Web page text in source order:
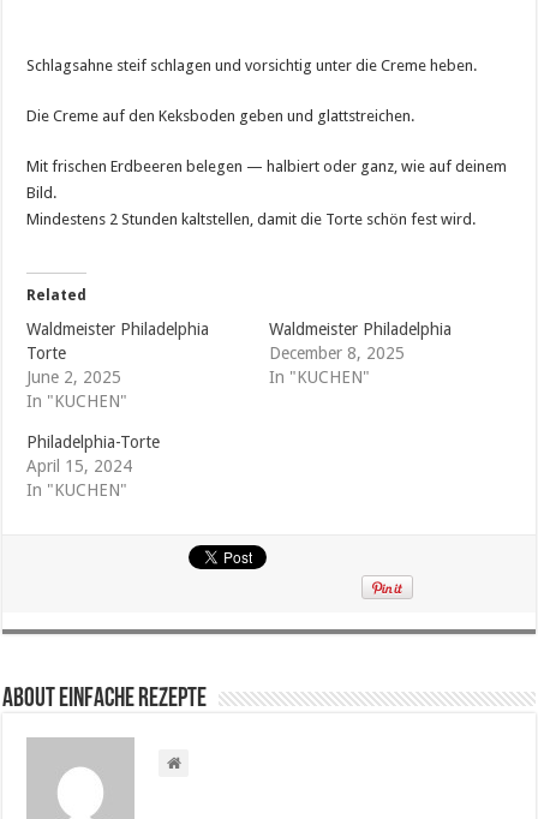
Schlagsahne steif schlagen und vorsichtig unter die Creme heben.
Die Creme auf den Keksboden geben und glattstreichen.
Mit frischen Erdbeeren belegen — halbiert oder ganz, wie auf deinem
Bild.
Mindestens 2 Stunden kaltstellen, damit die Torte schön fest wird.
Related
Waldmeister Philadelphia
Torte
June 2, 2025
In "KUCHEN"
Waldmeister Philadelphia
December 8, 2025
In "KUCHEN"
Philadelphia-Torte
April 15, 2024
In "KUCHEN"
About Einfache Rezepte